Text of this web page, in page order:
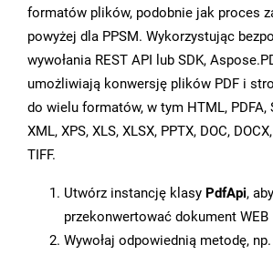
formatów plików, podobnie jak proces
powyżej dla PPSM. Wykorzystując
wywołania REST API lub SDK,
umożliwiają konwersję plików PDF i
do wielu formatów, w tym HTML, PDFA,
XML, XPS, XLS, XLSX, PPTX, DOC,
TIFF.
Utwórz instancję klasy PdfApi, aby
przekonwertować dokument WEB
Wywołaj odpowiednią metodę,